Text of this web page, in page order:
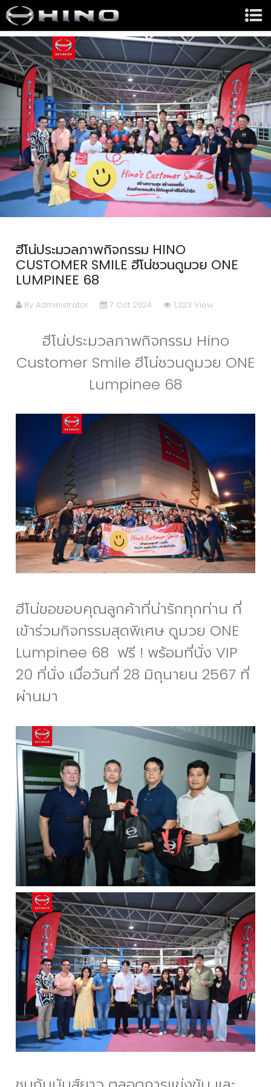
ฮีโน่ประมวลภาพกิจกรรม HINO
CUSTOMER SMILE ฮีโน่ชวนดูมวย ONE
LUMPINEE 68
By Administrator 7 Oct 2024 1,323 View
ฮีโน่ประมวลภาพกิจกรรม Hino
Customer Smile ฮีโน่ชวนดูมวย ONE
Lumpinee 68
ฮีโน่ขอขอบคุณลูกค้าที่น่ารักทุกท่าน ที่
เข้าร่วมกิจกรรมสุดพิเศษ ดูมวย ONE
Lumpinee 68 ฟรี ! พร้อมที่นั่ง VIP
20 ที่นั่ง เมื่อวันที่ 28 มิถุนายน 2567 ที่
ผ่านมา